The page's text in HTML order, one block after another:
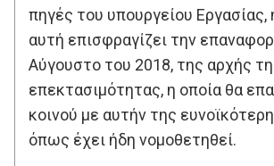
πηγές του υπουργείου
αυτή επισφραγίζει την
Αύγουστο του 2018, της αρχής
επεκτασιμότητας, η οποία θα
κοινού με αυτήν της
όπως έχει ήδη νομοθετηθεί.